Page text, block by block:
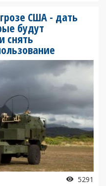
США - дать
будут
снять
5291